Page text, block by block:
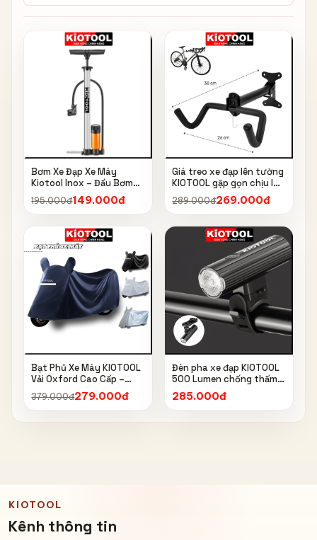
Bơm Xe Đạp Xe Máy
Kiotool Inox – Đầu Bơm
Thông Minh, Kèm Bơm
Bóng, Đồng Hồ 160 PSI
195.000đ149.000đ
Giá treo xe đạp lên tường
KIOTOOL gập gọn chịu lực
cao kèm móc treo mũ bảo
hiểm
289.000đ269.000đ
Bạt Phủ Xe Máy KIOTOOL
Vải Oxford Cao Cấp –
Chống Nắng, Chống Mưa,
Chống Bụi, Chống Tia UV,
379.000đ279.000đ
Đèn pha xe đạp KIOTOOL
500 Lumen chống thấm
nước IPX6 6603
285.000đ
KIOTOOL
Kênh thông tin